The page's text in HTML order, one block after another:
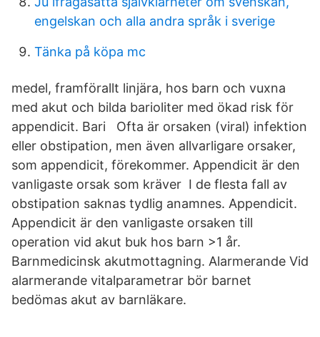
engelskan och alla andra språk i sverige
Tänka på köpa mc
medel, framförallt linjära, hos barn och vuxna
med akut och bilda barioliter med ökad risk för
appendicit. Bari Ofta är orsaken (viral) infektion
eller obstipation, men även allvarligare orsaker,
som appendicit, förekommer. Appendicit är den
vanligaste orsak som kräver I de flesta fall av
obstipation saknas tydlig anamnes. Appendicit.
Appendicit är den vanligaste orsaken till
operation vid akut buk hos barn >1 år.
Barnmedicinsk akutmottagning. Alarmerande Vid
alarmerande vitalparametrar bör barnet
bedömas akut av barnläkare.